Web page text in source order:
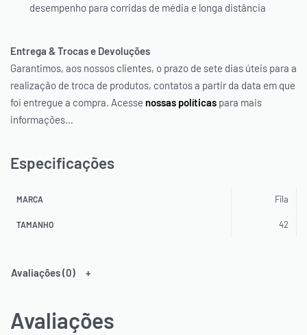
desempenho para corridas de média e longa distância
Entrega & Trocas e Devoluções
Garantimos, aos nossos clientes, o prazo de sete dias úteis para a
realização de troca de produtos, contatos a partir da data em que
foi entregue a compra. Acesse nossas políticas para mais
informações…
Especificações
MARCA Fila
TAMANHO 42
Avaliações (0)
Avaliações